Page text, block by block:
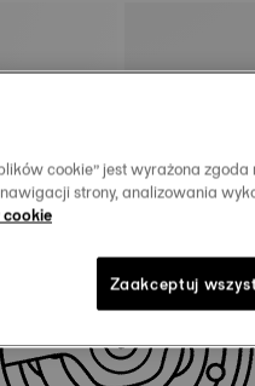
cookie” jest wyrażona
strony, analizowania
Zaakceptuj